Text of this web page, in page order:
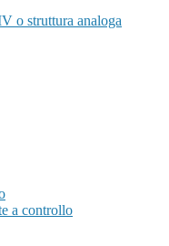
o struttura analoga
a controllo